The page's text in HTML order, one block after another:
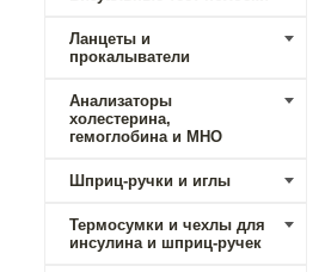
Ланцеты и
прокалыватели
Анализаторы
холестерина,
гемоглобина и МНО
Шприц-ручки и иглы
Термосумки и чехлы для
инсулина и шприц-ручек